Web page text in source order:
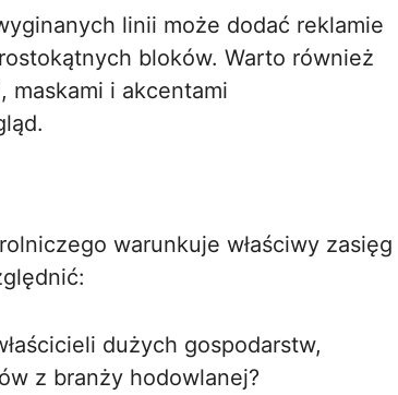
linii może dodać reklamie
bloków. Warto również
maskami i akcentami
warunkuje właściwy zasięg
dużych gospodarstw,
z branży hodowlanej?